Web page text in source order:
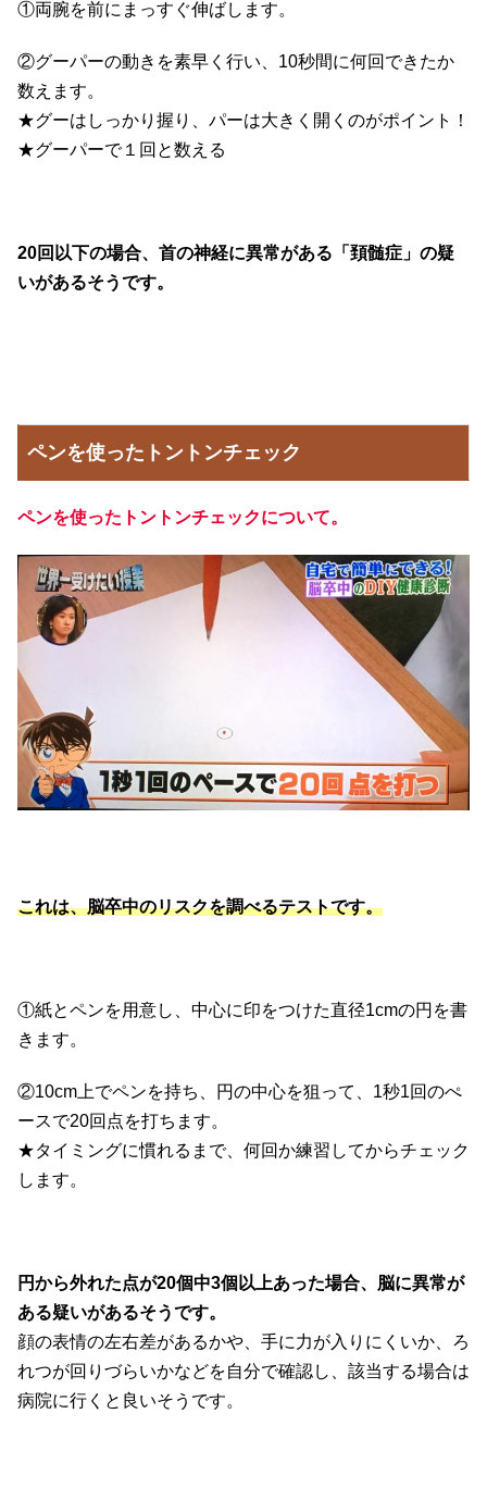
①両腕を前にまっすぐ伸ばします。
②グーパーの動きを素早く行い、10秒間に何回できたか
数えます。
★グーはしっかり握り、パーは大きく開くのがポイント！
★グーパーで１回と数える
20回以下の場合、首の神経に異常がある「頚髄症」の疑
いがあるそうです。
ペンを使ったトントンチェック
ペンを使ったトントンチェックについて。
これは、脳卒中のリスクを調べるテストです。
①紙とペンを用意し、中心に印をつけた直径1cmの円を書
きます。
②10cm上でペンを持ち、円の中心を狙って、1秒1回のぺ
ースで20回点を打ちます。
★タイミングに慣れるまで、何回か練習してからチェック
します。
円から外れた点が20個中3個以上あった場合、脳に異常が
ある疑いがあるそうです。
顔の表情の左右差があるかや、手に力が入りにくいか、ろ
れつが回りづらいかなどを自分で確認し、該当する場合は
病院に行くと良いそうです。